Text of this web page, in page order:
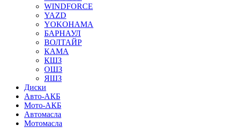
WINDFORCE
YAZD
YOKOHAMA
БАРНАУЛ
ВОЛТАЙР
КАМА
КШЗ
ОШЗ
ЯШЗ
Диски
Авто-АКБ
Мото-АКБ
Автомасла
Мотомасла